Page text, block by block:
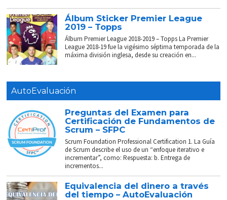
Álbum Sticker Premier League
2019 – Topps
Álbum Premier League 2018-2019 – Topps La Premier
League 2018-19 fue la vigésimo séptima temporada de la
máxima división inglesa, desde su creación en...
AutoEvaluación
Preguntas del Examen para
Certificación de Fundamentos de
Scrum – SFPC
Scrum Foundation Professional Certification 1. La Guía
de Scrum describe el uso de un “enfoque iterativo e
incrementar”, como: Respuesta: b. Entrega de
incrementos...
Equivalencia del dinero a través
del tiempo – AutoEvaluación